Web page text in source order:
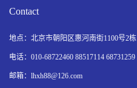
Contact
地点：北京市朝阳区惠河南街1100号2栋
电话：010-68722460 88517114 68731259
邮箱：lhxh88@126.com